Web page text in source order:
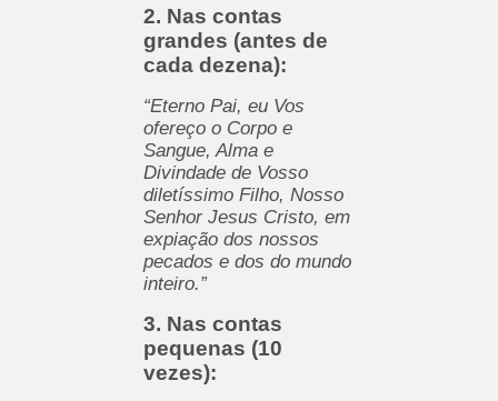
2. Nas contas
grandes (antes de
cada dezena):
“Eterno Pai, eu Vos
ofereço o Corpo e
Sangue, Alma e
Divindade de Vosso
diletíssimo Filho, Nosso
Senhor Jesus Cristo, em
expiação dos nossos
pecados e dos do mundo
inteiro.”
3. Nas contas
pequenas (10
vezes):